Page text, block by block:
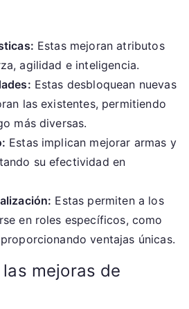
Estas mejoran atributos
agilidad e inteligencia.
Estas desbloquean nuevas
las existentes, permitiendo
más diversas.
Estas implican mejorar armas y
su efectividad en
Estas permiten a los
en roles específicos, como
ventajas únicas.
mejoras de